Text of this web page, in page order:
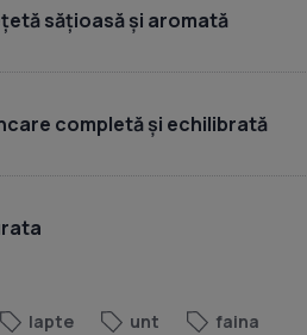
sățioasă și aromată
completă și echilibrată
lapte unt
faina